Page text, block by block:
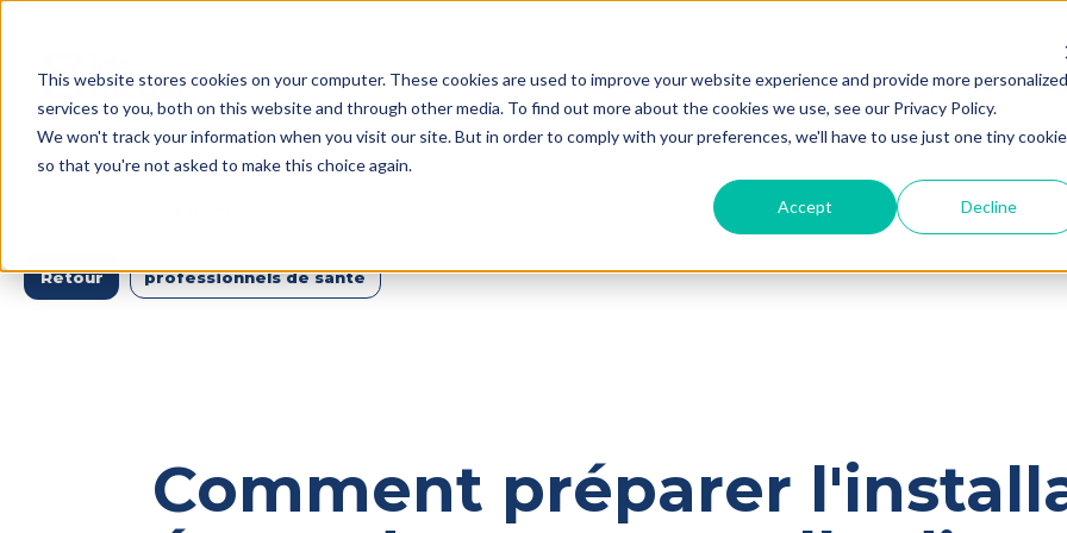
This website stores cookies on your computer. These cookies are used to improve your website experience and provide more personalized
services to you, both on this website and through other media. To find out more about the cookies we use, see our Privacy Policy.
We won't track your information when you visit our site. But in order to comply with your preferences, we'll have to use just one tiny cookie
so that you're not asked to make this choice again.
Accept Decline
Établissements de santé Annonceurs et
Retour professionnels de santé
Comment préparer